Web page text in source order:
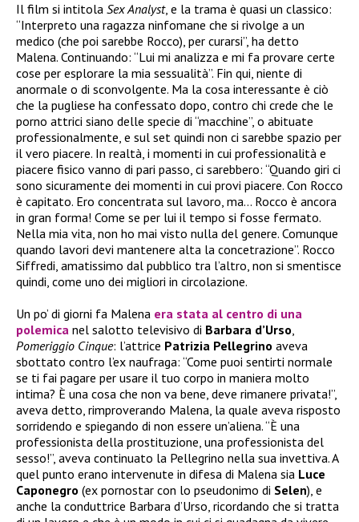
Il film si intitola Sex Analyst, e la trama è quasi un classico:
“Interpreto una ragazza ninfomane che si rivolge a un
medico (che poi sarebbe Rocco), per curarsi”, ha detto
Malena. Continuando: “Lui mi analizza e mi fa provare certe
cose per esplorare la mia sessualità”. Fin qui, niente di
anormale o di sconvolgente. Ma la cosa interessante è ciò
che la pugliese ha confessato dopo, contro chi crede che le
porno attrici siano delle specie di “macchine”, o abituate
professionalmente, e sul set quindi non ci sarebbe spazio per
il vero piacere. In realtà, i momenti in cui professionalità e
piacere fisico vanno di pari passo, ci sarebbero: “Quando giri ci
sono sicuramente dei momenti in cui provi piacere. Con Rocco
è capitato. Ero concentrata sul lavoro, ma… Rocco è ancora
in gran forma! Come se per lui il tempo si fosse fermato.
Nella mia vita, non ho mai visto nulla del genere. Comunque
quando lavori devi mantenere alta la concetrazione”. Rocco
Siffredi, amatissimo dal pubblico tra l’altro, non si smentisce
quindi, come uno dei migliori in circolazione.
Un po’ di giorni fa Malena era stata al centro di una
polemica nel salotto televisivo di Barbara d’Urso,
Pomeriggio Cinque: l’attrice Patrizia Pellegrino aveva
sbottato contro l’ex naufraga: “Come puoi sentirti normale
se ti fai pagare per usare il tuo corpo in maniera molto
intima? È una cosa che non va bene, deve rimanere privata!”,
aveva detto, rimproverando Malena, la quale aveva risposto
sorridendo e spiegando di non essere un’aliena. “È una
professionista della prostituzione, una professionista del
sesso!”, aveva continuato la Pellegrino nella sua invettiva. A
quel punto erano intervenute in difesa di Malena sia Luce
Caponegro (ex pornostar con lo pseudonimo di Selen), e
anche la conduttrice Barbara d’Urso, ricordando che si tratta